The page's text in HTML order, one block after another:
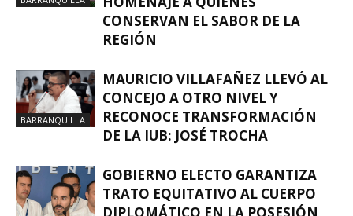
CONSERVAN EL SABOR DE LA
REGIÓN
BARRANQUILLA
MAURICIO VILLAFAÑEZ LLEVÓ AL
CONCEJO A OTRO NIVEL Y
RECONOCE TRANSFORMACIÓN
DE LA IUB: JOSÉ TROCHA
GOBIERNO ELECTO GARANTIZA
TRATO EQUITATIVO AL CUERPO
DIPLOMÁTICO EN LA POSESIÓN